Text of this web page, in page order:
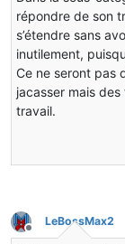
répondre de son
s’étendre sans
inutilement,
Ce ne seront pas
jacasser mais
travail.
Hors-ligne
LeBossMax2